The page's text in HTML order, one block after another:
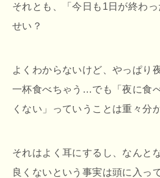
それとも、「今日も1日が終わ
せい？
よくわからないけど、やっぱり
一杯食べちゃう…でも「夜に食
くない」っていうことは重々分
それはよく耳にするし、なんと
良くないという事実は頭に入っ